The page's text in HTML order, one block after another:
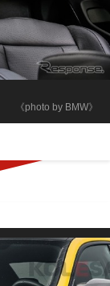
《photo by BMW》